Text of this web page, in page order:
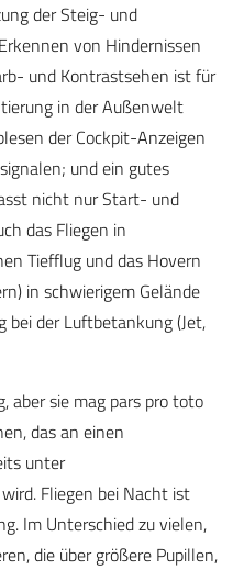
der Steig- und
von Hindernissen
und Kontrastsehen ist für
in der Außenwelt
der Cockpit-Anzeigen
und ein gutes
nicht nur Start- und
das Fliegen in
Tiefflug und das Hovern
in schwierigem Gelände
bei der Luftbetankung (Jet,
aber sie mag pars pro toto
das an einen
unter
Fliegen bei Nacht ist
Im Unterschied zu vielen,
die über größere Pupillen,